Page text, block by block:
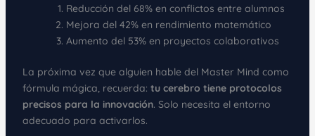
Reducción del 68% en conflictos entre alumnos
Mejora del 42% en rendimiento matemático
Aumento del 53% en proyectos colaborativos
La próxima vez que alguien hable del Master Mind como
fórmula mágica, recuerda: tu cerebro tiene protocolos
precisos para la innovación. Solo necesita el entorno
adecuado para activarlos.